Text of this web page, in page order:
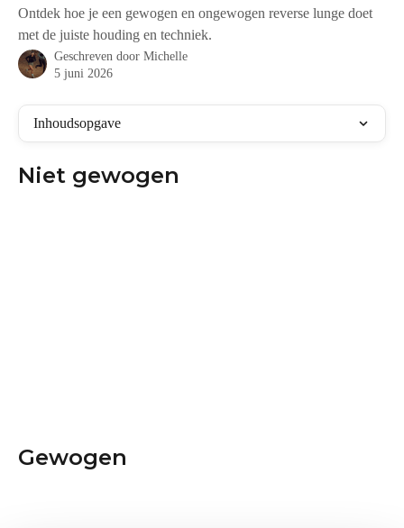
Ontdek hoe je een gewogen en ongewogen reverse lunge doet
met de juiste houding en techniek.
Geschreven door Michelle
5 juni 2026
Inhoudsopgave
Niet gewogen
Gewogen